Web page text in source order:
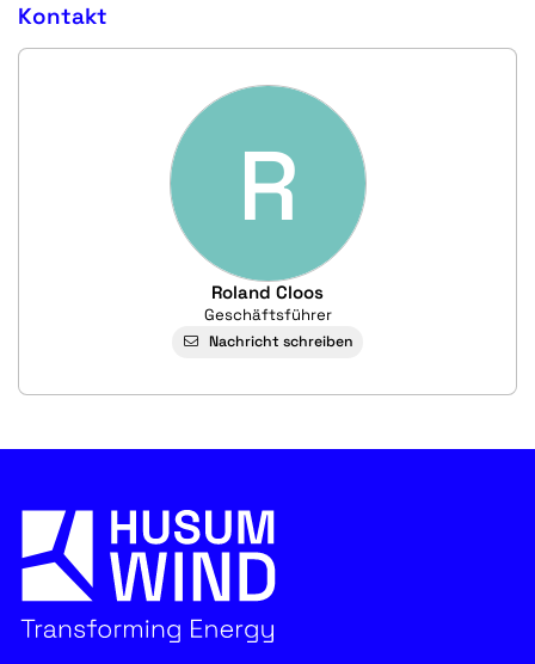
Kontakt
R
Roland Cloos
Geschäftsführer
Nachricht schreiben